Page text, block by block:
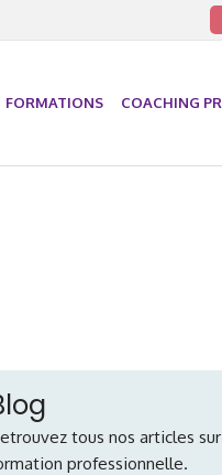
FORMATIONS COACHING
tous nos articles
professionnelle.